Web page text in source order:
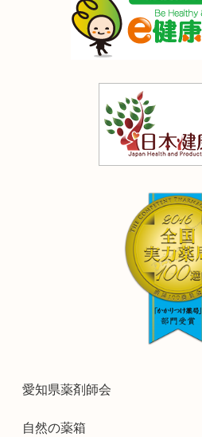
愛知県薬剤師会
自然の薬箱